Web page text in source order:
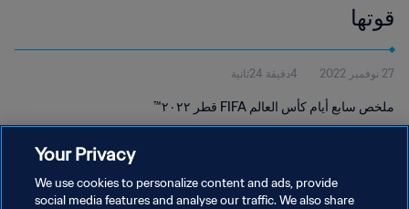
قوتها
27 نوفمبر 2022 4دقيقة 24ثانية
ملخص سابع أيام كأس العالم FIFA قطر ٢٠٢٢™
Your Privacy
We use cookies to personalize content and ads, provide
social media features and analyse our traffic. We also share